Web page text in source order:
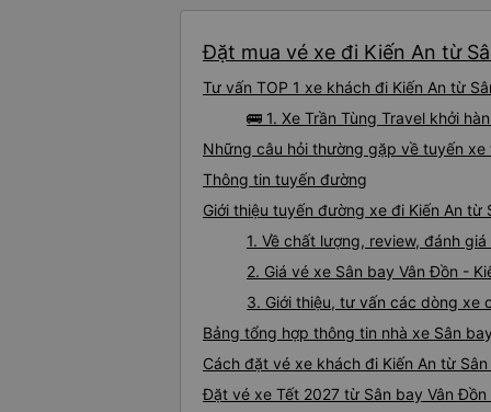
Đặt mua vé xe đi Kiến An từ
Tư vấn TOP 1 xe khách đi Kiến An từ
🚌 1. Xe Trần Tùng Travel khởi
Những câu hỏi thường gặp về tuyến xe
Thông tin tuyến đường
Giới thiệu tuyến đường xe đi Kiến An từ
1. Về chất lượng, review, đánh
2. Giá vé xe Sân bay Vân Đồn -
3. Giới thiệu, tư vấn các dòng xe
Bảng tổng hợp thông tin nhà xe Sân
Cách đặt vé xe khách đi Kiến An từ
Đặt vé xe Tết 2027 từ Sân bay Vân Đồn